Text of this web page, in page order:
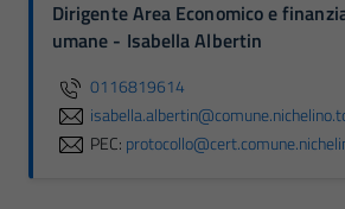
Dirigente Area Economico e
umane - Isabella Albertin
0116819614
PEC: